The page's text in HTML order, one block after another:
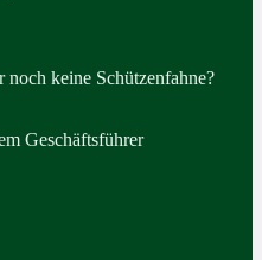
noch keine Schützenfahne?
Geschäftsführer